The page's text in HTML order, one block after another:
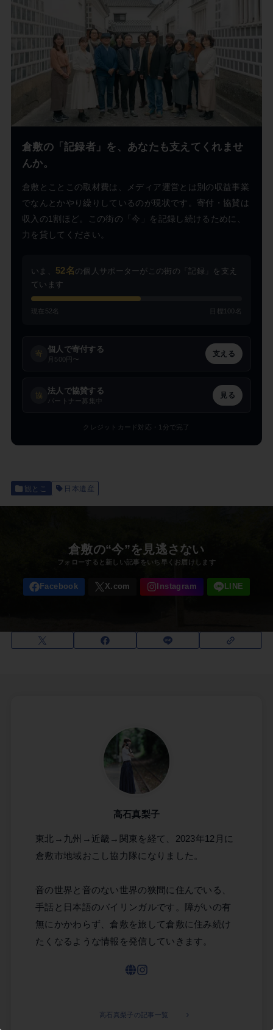
倉敷の「記録者」を、あなたも支えてくれませ
んか。
倉敷とことこの取材費は、メディア運営とは別の収益事業
でなんとかやり繰りしているのが現状です。寄付・協賛は
収入の1割ほど。この街の「今」を記録し続けるために、
力を貸してください。
いま、 52名 の個人サポーターがこの街の「記録」を支え
ています
現在52名 目標100名
寄
個人で寄付する
月500円〜
支える
協
法人で協賛する
パートナー募集中
見る
クレジットカード対応・1分で完了
観とこ 日本遺産
高石真梨子
東北→九州→近畿→関東を経て、2023年12月に
倉敷市地域おこし協力隊になりました。
音の世界と音のない世界の狭間に住んでいる、
手話と日本語のバイリンガルです。障がいの有
無にかかわらず、倉敷を旅して倉敷に住み続け
たくなるような情報を発信していきます。
高石真梨子の記事一覧
高石真梨子